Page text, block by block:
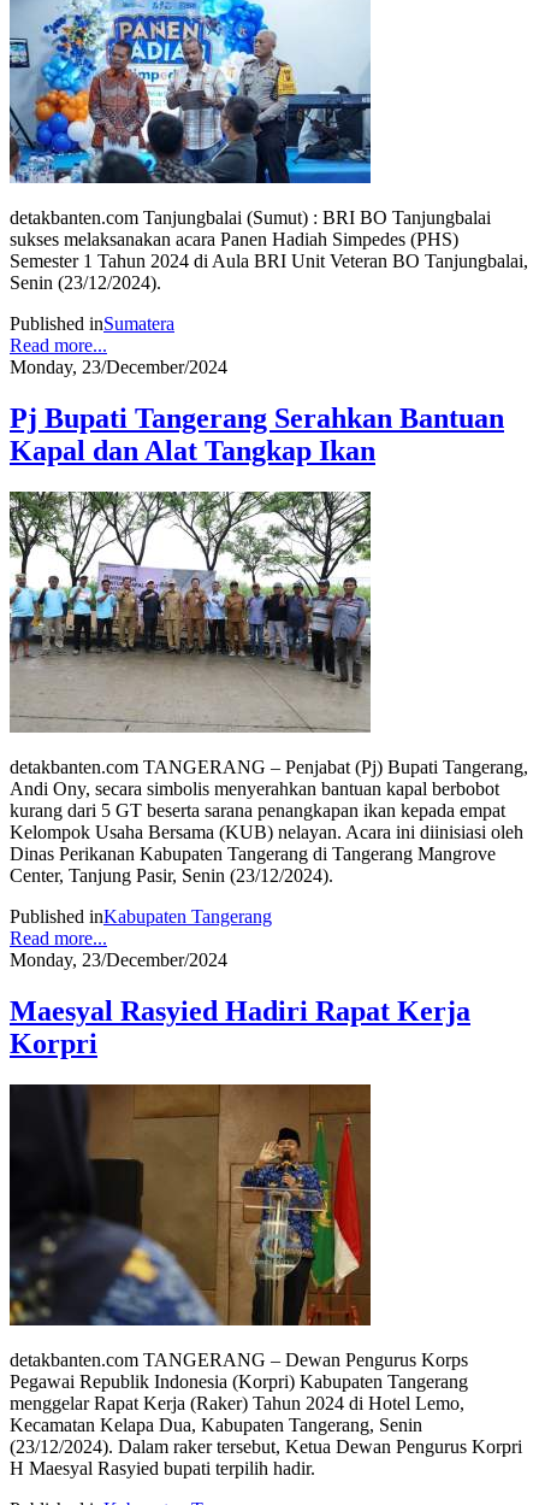
detakbanten.com Tanjungbalai (Sumut) : BRI BO Tanjungbalai
sukses melaksanakan acara Panen Hadiah Simpedes (PHS)
Semester 1 Tahun 2024 di Aula BRI Unit Veteran BO Tanjungbalai,
Senin (23/12/2024).
Published inSumatera
Read more...
Monday, 23/December/2024
Pj Bupati Tangerang Serahkan Bantuan
Kapal dan Alat Tangkap Ikan
detakbanten.com TANGERANG – Penjabat (Pj) Bupati Tangerang,
Andi Ony, secara simbolis menyerahkan bantuan kapal berbobot
kurang dari 5 GT beserta sarana penangkapan ikan kepada empat
Kelompok Usaha Bersama (KUB) nelayan. Acara ini diinisiasi oleh
Dinas Perikanan Kabupaten Tangerang di Tangerang Mangrove
Center, Tanjung Pasir, Senin (23/12/2024).
Published inKabupaten Tangerang
Read more...
Monday, 23/December/2024
Maesyal Rasyied Hadiri Rapat Kerja
Korpri
detakbanten.com TANGERANG – Dewan Pengurus Korps
Pegawai Republik Indonesia (Korpri) Kabupaten Tangerang
menggelar Rapat Kerja (Raker) Tahun 2024 di Hotel Lemo,
Kecamatan Kelapa Dua, Kabupaten Tangerang, Senin
(23/12/2024). Dalam raker tersebut, Ketua Dewan Pengurus Korpri
H Maesyal Rasyied bupati terpilih hadir.